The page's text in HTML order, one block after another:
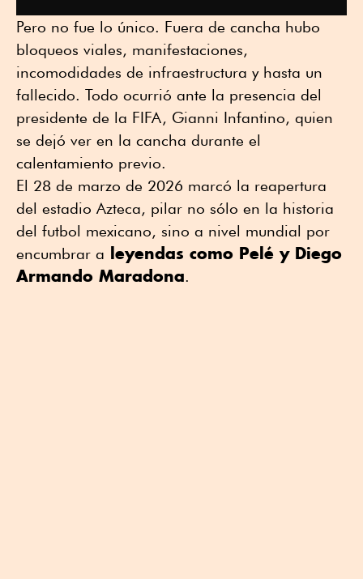
Pero no fue lo único. Fuera de cancha hubo
bloqueos viales, manifestaciones,
incomodidades de infraestructura y hasta un
fallecido. Todo ocurrió ante la presencia del
presidente de la FIFA, Gianni Infantino, quien
se dejó ver en la cancha durante el
calentamiento previo.
El 28 de marzo de 2026 marcó la reapertura
del estadio Azteca, pilar no sólo en la historia
del futbol mexicano, sino a nivel mundial por
encumbrar a
leyendas como Pelé y Diego
Armando Maradona.